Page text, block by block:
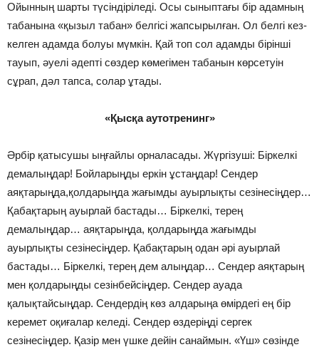
Ойынның шарты түсіндіріледі. Осы сыныптағы бір адамның
табанына «қызыл табан» белгісі жапсырылған. Ол белгі кез-
келген адамда болуы мүмкін. Қай топ сол адамды бірінші
тауып, әуелі әдепті сөздер көмегімен табанын көрсетуін
сұрап, дәл тапса, солар ұтады.
«Қысқа аутотренинг»
Әрбір қатысушы ыңғайлы орналасады. Жүргізуші: Біркелкі
демалыңдар! Бойларыңды еркін ұстаңдар! Сендер
аяқтарыңда,қолдарыңда жағымды ауырлықты сезінесіңдер…
Қабақтарың ауырлай бастады… Біркелкі, терең
демалыңдар… аяқтарыңда, қолдарыңда жағымды
ауырлықты сезінесіңдер. Қабақтарың одан әрі ауырлай
бастады… Біркелкі, терең дем алыңдар… Сендер аяқтарың
мен қолдарыңды сезінбейсіңдер. Сендер ауада
қалықтайсыңдар. Сендердің көз алдарыңа өмірдегі ең бір
керемет оқиғалар келеді. Сендер өздеріңді сергек
сезінесіңдер. Қазір мен үшке дейін санаймын. «Үш» сөзінде